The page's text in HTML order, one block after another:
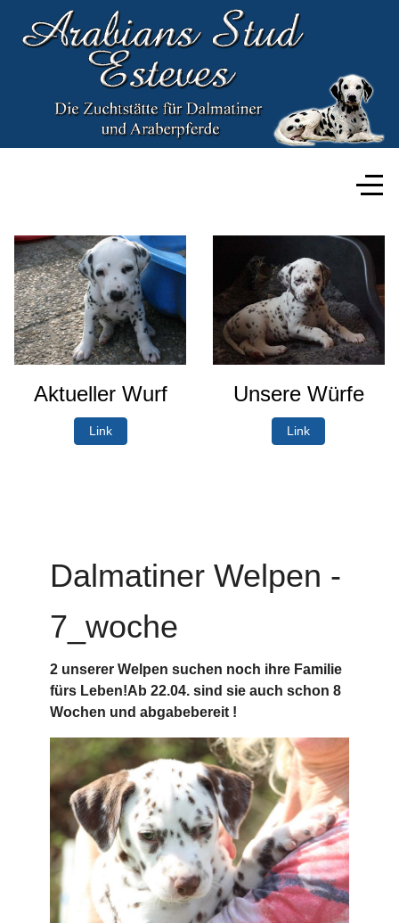
Aktueller Wurf
Link
Unsere Würfe
Link
Dalmatiner Welpen -
7_woche
2 unserer Welpen suchen noch ihre Familie
fürs Leben!Ab 22.04. sind sie auch schon 8
Wochen und abgabebereit !